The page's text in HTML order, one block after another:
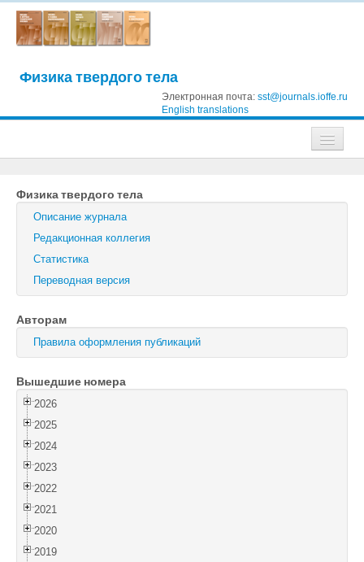
Физика твердого тела
Электронная почта: sst@journals.ioffe.ru
English translations
Журнал технической физики
Письма в Журнал технической физики
Физика твердого тела
Физика и техника полупроводников
Оптика и спектроскопия
Поиск
Войти
Физика твердого тела
Описание журнала
Редакционная коллегия
Статистика
Переводная версия
Авторам
Правила оформления публикаций
Вышедшие номера
2026
2025
2024
2023
2022
2021
2020
2019